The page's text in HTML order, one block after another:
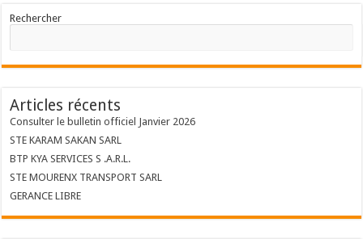
Rechercher
Articles récents
Consulter le bulletin officiel Janvier 2026
STE KARAM SAKAN SARL
BTP KYA SERVICES S .A.R.L.
STE MOURENX TRANSPORT SARL
GERANCE LIBRE